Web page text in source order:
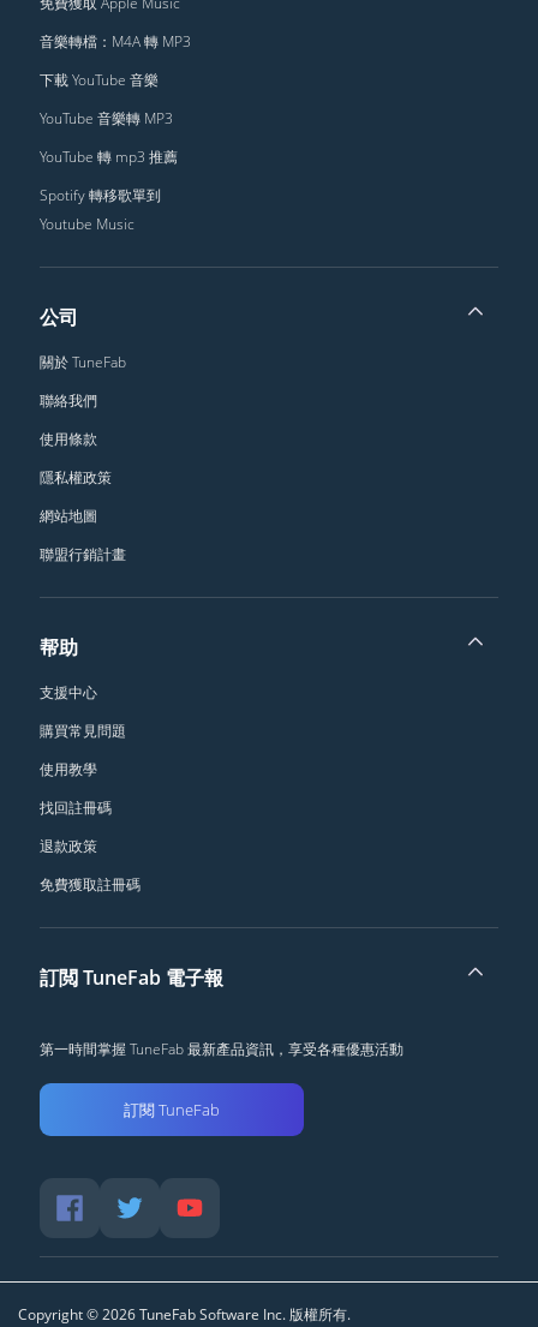
音樂轉檔：M4A 轉 MP3
下載 YouTube 音樂
YouTube 音樂轉 MP3
YouTube 轉 mp3 推薦
Spotify 轉移歌單到
Youtube Music
公司
關於 TuneFab
聯絡我們
使用條款
隱私權政策
網站地圖
聯盟行銷計畫
帮助
支援中心
購買常見問題
使用教學
找回註冊碼
退款政策
免費獲取註冊碼
訂閲 TuneFab 電子報
第一時間掌握 TuneFab 最新產品資訊，享受各種優惠活動
訂閱 TuneFab
Copyright ©2026TuneFab Software Inc. 版權所有.